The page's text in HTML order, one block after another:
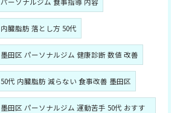
内臓脂肪 落とし方 50代
墨田区 パーソナルジム 健康診断 数値 改善
50代 内臓脂肪 減らない 食事改善 墨田区
墨田区 パーソナルジム 運動苦手 50代 おすす